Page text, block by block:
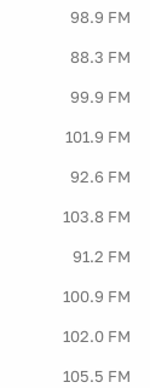
98.9 FM
88.3 FM
99.9 FM
101.9 FM
92.6 FM
103.8 FM
91.2 FM
100.9 FM
102.0 FM
105.5 FM